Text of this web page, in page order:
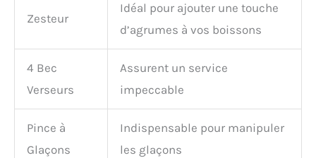
cadeau de mariage ou un
cadeau de pendaison de
Chez BarDeluxe, nous
sommes convaincus que
couvrons ainsi par une
garantie satisfait ou
Zesteur
Idéal pour ajouter une touche
d’agrumes à vos boissons
4 Bec
Verseurs
Assurent un service
impeccable
Pince à
Glaçons
Indispensable pour manipuler
les glaçons